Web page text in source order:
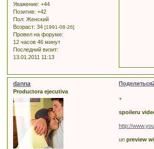
Уважение: +44
Позитив: +42
Пол: Женский
Возраст: 34 [1991-08-26]
Провел на форуме:
12 часов 46 минут
Последний визит:
13.01.2011 11:13
Поделиться
danna
Productora ejecutiva
+
spoileru
http://
unpreview